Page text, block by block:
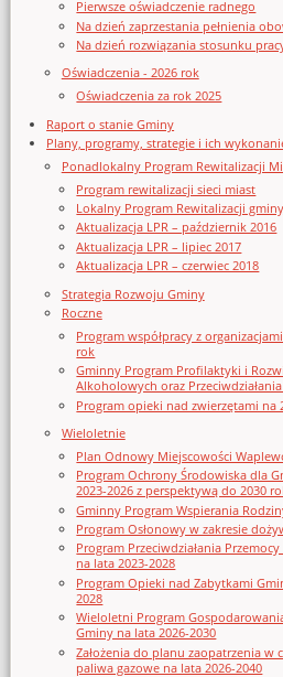
Pierwsze oświadczenie radnego
Na dzień zaprzestania pełnienia
Na dzień rozwiązania stosunku
Oświadczenia - 2026 rok
Oświadczenia za rok 2025
Raport o stanie Gminy
Plany, programy, strategie i ich
Ponadlokalny Program Rewitalizacji
Program rewitalizacji sieci miast
Lokalny Program Rewitalizacji
Aktualizacja LPR – październik 2016
Aktualizacja LPR – lipiec 2017
Aktualizacja LPR – czerwiec 2018
Strategia Rozwoju Gminy
Roczne
Program współpracy z
rok
Gminny Program Profilaktyki i
Alkoholowych oraz
Program opieki nad zwierzętami na
Wieloletnie
Plan Odnowy Miejscowości
Program Ochrony Środowiska dla
2023-2026 z perspektywą do 2030
Gminny Program Wspierania
Program Osłonowy w zakresie
Program Przeciwdziałania
na lata 2023-2028
Program Opieki nad Zabytkami
2028
Wieloletni Program
Gminy na lata 2026-2030
Założenia do planu zaopatrzenia w
paliwa gazowe na lata 2026-2040